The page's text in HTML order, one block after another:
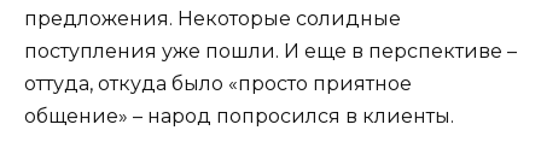
предложения. Некоторые солидные
поступления уже пошли. И еще в перспективе –
оттуда, откуда было «просто приятное
общение» – народ попросился в клиенты.